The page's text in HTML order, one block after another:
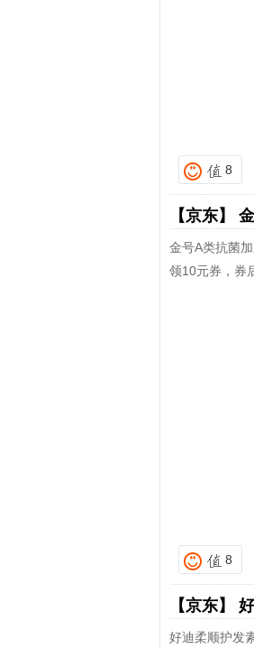
8
【京东】
金号A类抗菌
领10元券，券
8
【京东】
好迪柔顺护发